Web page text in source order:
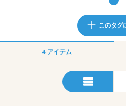
このタグ
4 アイテム